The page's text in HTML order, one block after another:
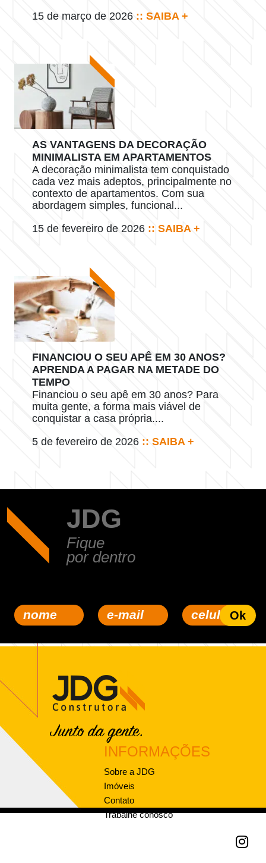
15 de março de 2026 :: SAIBA +
AS VANTAGENS DA DECORAÇÃO
MINIMALISTA EM APARTAMENTOS
A decoração minimalista tem conquistado
cada vez mais adeptos, principalmente no
contexto de apartamentos. Com sua
abordagem simples, funcional...
15 de fevereiro de 2026 :: SAIBA +
FINANCIOU O SEU APÊ EM 30 ANOS?
APRENDA A PAGAR NA METADE DO
TEMPO
Financiou o seu apê em 30 anos? Para
muita gente, a forma mais viável de
conquistar a casa própria....
5 de fevereiro de 2026 :: SAIBA +
JDG
Fique
por dentro
INFORMAÇÕES
Sobre a JDG
Imóveis
Contato
Trabalhe conosco